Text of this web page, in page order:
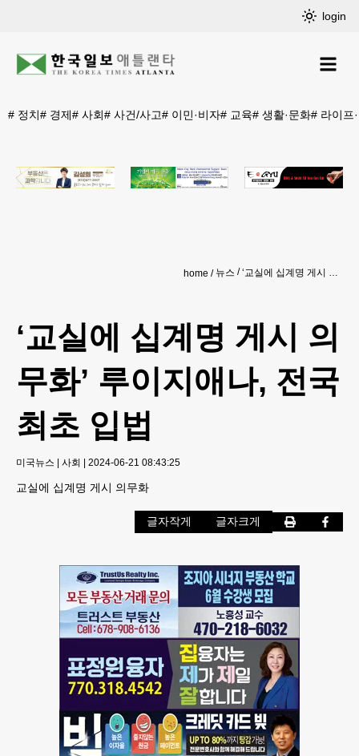
login
# 정치# 경제# 사회# 사건/사고# 이민·비자# 교육# 생활·문화# 라이프
home 뉴스 ‘교실에 십계명 게시 의무화’ 루이지애나, 전국 최초 입법
‘교실에 십계명 게시 의
무화’ 루이지애나, 전국
최초 입법
미국뉴스 | 사회 | 2024-06-21 08:43:25
교실에 십계명 게시 의무화
글자작게 글자크게